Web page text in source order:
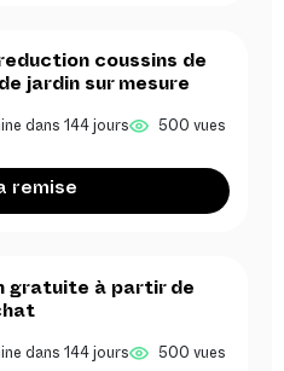
coussins de
jardin sur mesure
dans 144 jours 500 vues
remise
gratuite à partir de
dans 144 jours 500 vues